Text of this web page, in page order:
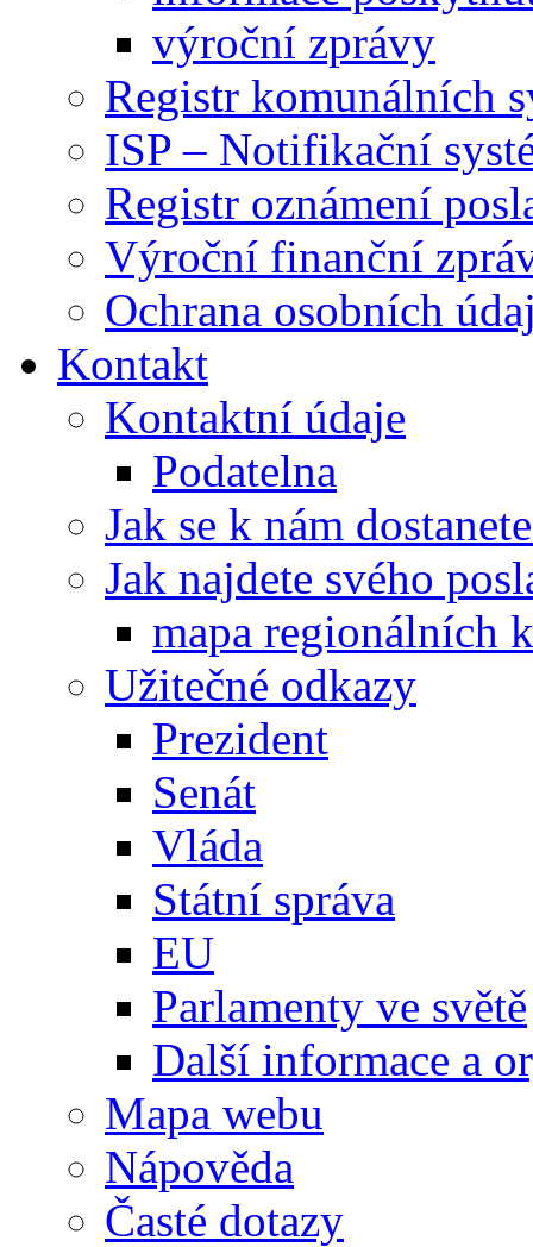
výroční zprávy
Registr komunálních
ISP – Notifikační
Registr oznámení
Výroční finanční
Ochrana osobních
Kontakt
Kontaktní údaje
Podatelna
Jak se k nám
Jak najdete svého
mapa regionálních
Užitečné odkazy
Prezident
Senát
Vláda
Státní správa
EU
Parlamenty ve světě
Další informace a
Mapa webu
Nápověda
Časté dotazy